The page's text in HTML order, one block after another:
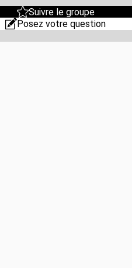
Suivre le groupe
Posez votre question